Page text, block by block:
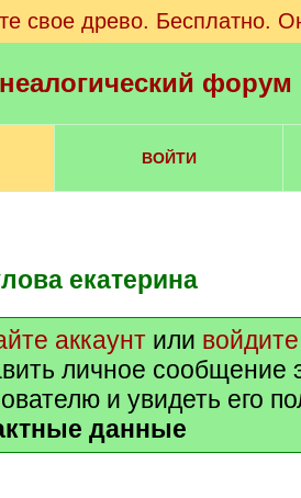
свое древо. Бесплатно.
ВОЙТИ
екатерина
аккаунт или войдите
личное сообщение
и увидеть его
данные